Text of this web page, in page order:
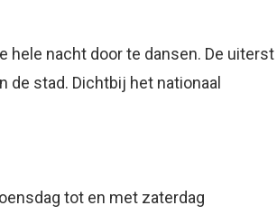
hele nacht door te dansen. De uiterst
stad. Dichtbij het nationaal
tot en met zaterdag